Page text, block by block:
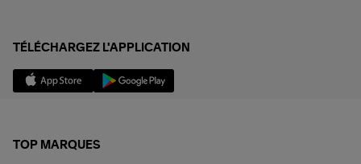
TÉLÉCHARGEZ L'APPLICATION
TOP MARQUES